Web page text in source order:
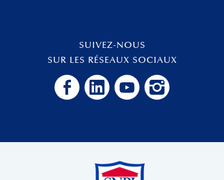
SUIVEZ-NOUS
SUR LES RÉSEAUX SOCIAUX